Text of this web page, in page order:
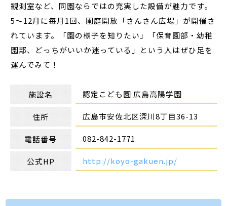
観測室など、同園ならではの充実した設備が魅力です。
5～12月に毎月1回、園庭開放「さんさん広場」が開催さ
れています。「園の様子を知りたい」「保育園部・幼稚
園部、どっちがいいか迷っている」という人はぜひ足を
運んでみて！
施設名 認定こども園 広島高陽学園
住所 広島市安佐北区深川8丁目36-13
電話番号 082-842-1771
公式HP http://koyo-gakuen.jp/